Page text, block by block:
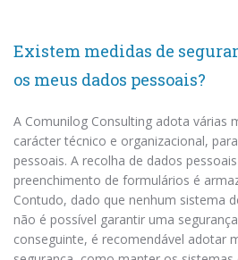
Existem medidas de
os meus dados pessoais?
A Comunilog Consulting adota várias
carácter técnico e organizacional,
pessoais. A recolha de dados
preenchimento de formulários é
Contudo, dado que nenhum sistema
não é possível garantir uma
conseguinte, é recomendável adotar